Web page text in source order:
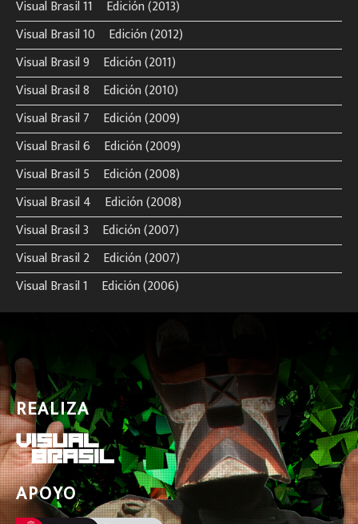
Visual Brasil 11º Edición (2013)
Visual Brasil 10º Edición (2012)
Visual Brasil 9º Edición (2011)
Visual Brasil 8º Edición (2010)
Visual Brasil 7º Edición (2009)
Visual Brasil 6º Edición (2009)
Visual Brasil 5º Edición (2008)
Visual Brasil 4º Edición (2008)
Visual Brasil 3º Edición (2007)
Visual Brasil 2º Edición (2007)
Visual Brasil 1º Edición (2006)
REALIZA
APOYO